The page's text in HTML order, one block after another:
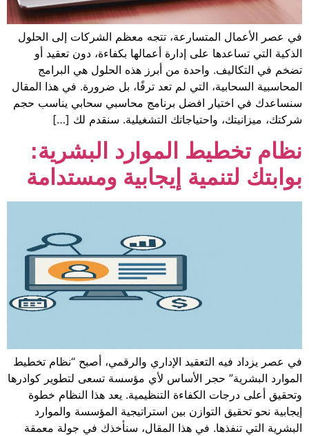
تتجه معظم الشركات إلى الحلول
على إدارة أعمالها بكفاءة، دون تعقيد أو
من أبرز هذه الحلول هي البرامج
التي لم تعد ترفًا، بل ضرورة. في هذا المقال
افضل برنامج محاسبي سحابي يناسب حجم
التشغيلية. سنقدم لك […]
الموارد البشرية:
إيجابية ومستدامة
الإداري والرقمي، أصبح “نظام تخطيط
الأساس لأي مؤسسة تسعى لتطوير كوادرها
التنظيمية. يعد هذا النظام خطوة
بين استراتيجية المؤسسة والموارد
في هذا المقال، سنأخذك في جولة معمقة